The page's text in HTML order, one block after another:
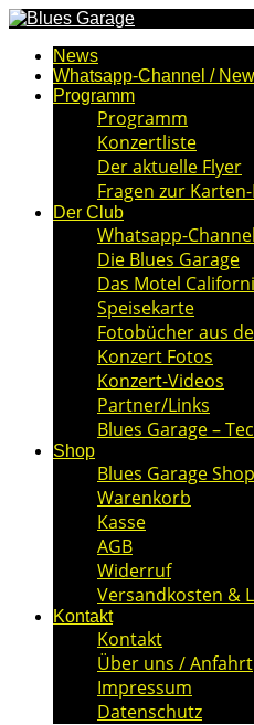
News
Whatsapp-Channel /
Programm
Programm
Konzertliste
Der aktuelle Flyer
Fragen zur
Der Club
Whatsapp-
Die Blues Garage
Das Motel
Speisekarte
Fotobücher aus
Konzert Fotos
Konzert-Videos
Partner/Links
Blues Garage –
Shop
Blues Garage Shop
Warenkorb
Kasse
AGB
Widerruf
Versandkosten &
Kontakt
Kontakt
Über uns / Anfahrt
Impressum
Datenschutz